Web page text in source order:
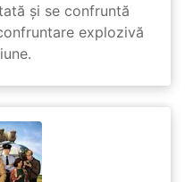
și se confruntă
explozivă